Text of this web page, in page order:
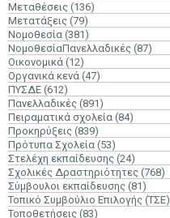
Μεταθέσεις (136)
Μετατάξεις (79)
Νομοθεσία (381)
ΝομοθεσίαΠανελλαδικές (87)
Οικονομικά (12)
Οργανικά κενά (47)
ΠΥΣΔΕ (612)
Πανελλαδικές (891)
Πειραματικά σχολεία (84)
Προκηρύξεις (839)
Πρότυπα Σχολεία (53)
Στελέχη εκπαίδευσης (24)
Σχολικές Δραστηριότητες (768)
Σύμβουλοι εκπαίδευσης (81)
Τοπικό Συμβούλιο Επιλογής (ΤΣΕ)
Τοποθετήσεις (83)